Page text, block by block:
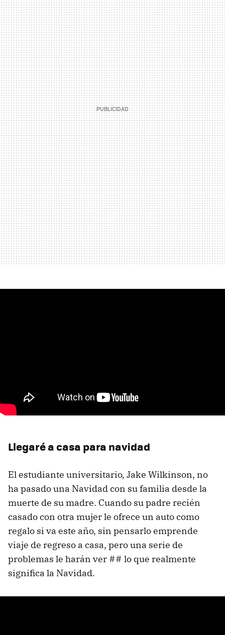
Llegaré a casa para navidad
El estudiante universitario, Jake Wilkinson, no
ha pasado una Navidad con su familia desde la
muerte de su madre. Cuando su padre recién
casado con otra mujer le ofrece un auto como
regalo si va este año, sin pensarlo emprende
viaje de regreso a casa, pero una serie de
problemas le harán ver ## lo que realmente
significa la Navidad.